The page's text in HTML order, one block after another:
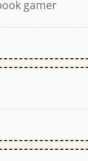
gamer